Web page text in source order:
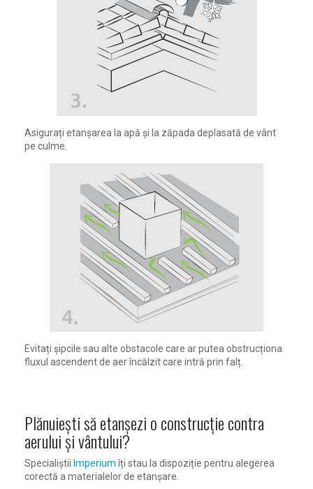
Asigurați etanșarea la apă și la zăpada deplasată de vânt
pe culme.
Evitați șipcile sau alte obstacole care ar putea obstrucționa
fluxul ascendent de aer încălzit care intră prin falț.
Plănuiești să etanșezi o construcție contra
aerului și vântului?
Specialiștii Imperiumîți stau la dispoziție pentru alegerea
corectă a materialelor de etanșare.